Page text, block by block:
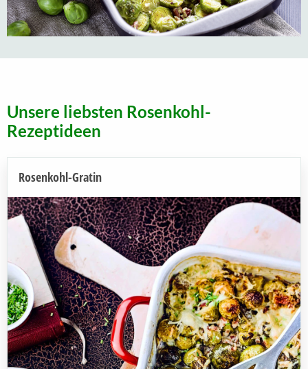
Unsere liebsten Rosenkohl-
Rezeptideen
Rosenkohl-Gratin